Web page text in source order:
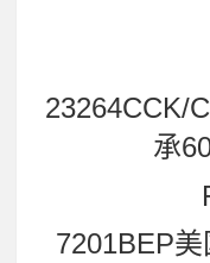
23264CCK/
承
7201BEP